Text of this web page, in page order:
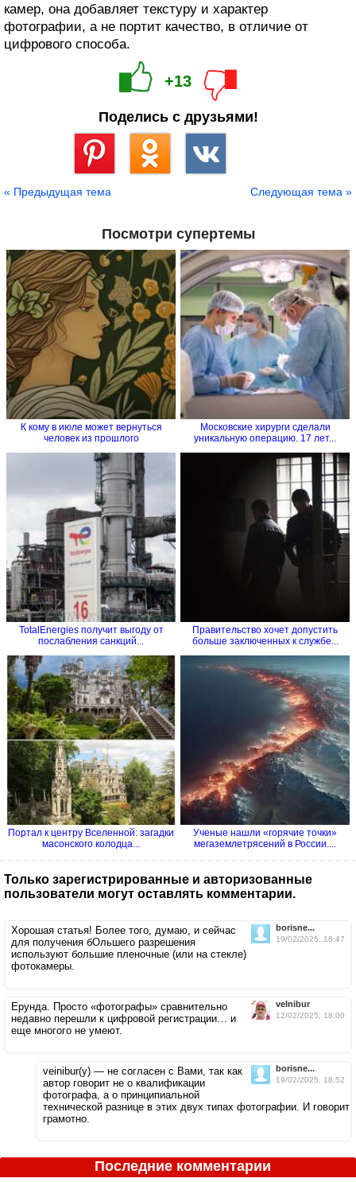
камер, она добавляет текстуру и характер
фотографии, а не портит качество, в отличие от
цифрового способа.
+13
Поделись с друзьями!
« Предыдущая тема Следующая тема »
Посмотри супертемы
К кому в июле может вернуться
человек из прошлого
Московские хирурги сделали
уникальную операцию. 17 лет...
TotalEnergies получит выгоду от
послабления санкций...
Правительство хочет допустить
больше заключенных к службе...
Портал к центру Вселенной: загадки
масонского колодца...
Ученые нашли «горячие точки»
мегаземлетрясений в России....
Только зарегистрированные и авторизованные
пользователи могут оставлять комментарии.
borisne...
19/02/2025, 18:47
Хорошая статья! Более того, думаю, и сейчас
для получения бОльшего разрешения
используют большие пленочные (или на стекле)
фотокамеры.
velnibur
12/02/2025, 18:00
Ерунда. Просто «фотографы» сравнительно
недавно перешли к цифровой регистрации… и
еще многого не умеют.
borisne...
19/02/2025, 18:52
veinibur(у) — не согласен с Вами, так как
автор говорит не о квалификации
фотографа, а о принципиальной
технической разнице в этих двух типах фотографии. И говорит
грамотно.
Последние комментарии